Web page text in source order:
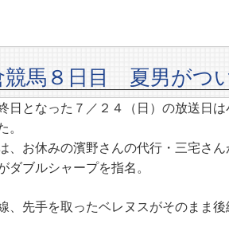
競馬８日目 夏男がつ
日となった７／２４（日）の放送日
。
、お休みの濱野さんの代行・三宅さ
ダブルシャープを指名。
、先手を取ったベレヌスがそのまま